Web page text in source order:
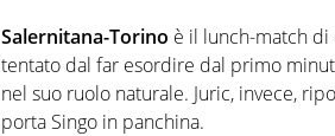
Salernitana-Torino è il lunch-match di
tentato dal far esordire dal primo
nel suo ruolo naturale. Juric, invece,
porta Singo in panchina.